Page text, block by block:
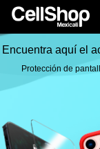
Encuentra aquí el
Protección de